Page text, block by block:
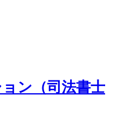
ン（司法書士